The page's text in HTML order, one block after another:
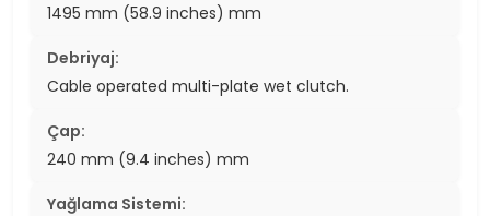
1495 mm (58.9 inches) mm
Debriyaj:
Cable operated multi-plate wet clutch.
Çap:
240 mm (9.4 inches) mm
Yağlama Sistemi: